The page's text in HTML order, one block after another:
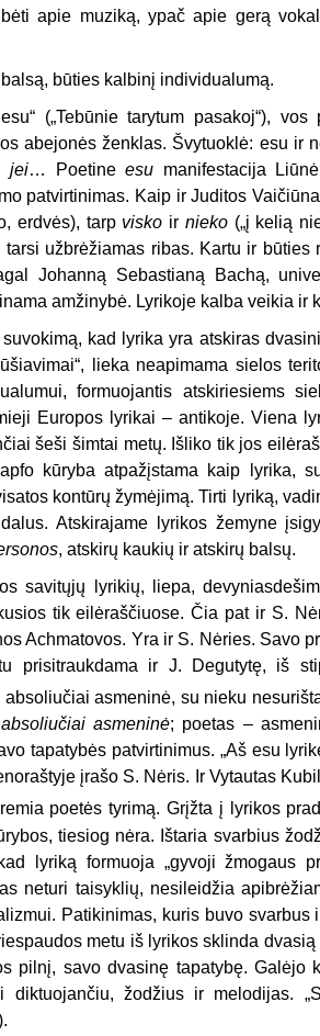
apie muziką, ypač apie gerą
būties kalbinį individualumą.
(„Tebūnie tarytum pasakoj“),
abejonės ženklas. Švytuoklė: esu ir
jei… Poetineesu manifestacija
patvirtinimas. Kaip ir Juditos
erdvės), tarp visko ir nieko(„į kelią
užbrėžiamas ribas. Kartu ir būties
Johanną Sebastianą Bachą,
amžinybė. Lyrikoje kalba veikia ir
kad lyrika yra atskiras
lieka neapimama sielos
formuojantis atskiriesiems
Europos lyrikai – antikoje. Viena
šeši šimtai metų. Išliko tik jos
kūryba atpažįstama kaip lyrika,
kontūrų žymėjimą. Tirti lyriką,
Atskirajame lyrikos žemyne
, atskirų kaukių ir atskirų balsų.
savitųjų lyrikių, liepa,
tik eilėraščiuose. Čia pat ir S.
Achmatovos. Yra ir S. Nėries. Savo
prisitraukdama ir J. Degutytę, iš
absoliučiai asmeninė, su nieku
absoliučiai asmeninė; poetas –
tapatybės patvirtinimus. „Aš esu
įrašo S. Nėris. Ir Vytautas
poetės tyrimą. Grįžta į lyrikos
tiesiog nėra. Ištaria svarbius
lyriką formuoja „gyvoji žmogaus
neturi taisyklių, nesileidžia
Patikinimas, kuris buvo svarbus
metu iš lyrikos sklinda
pilnį, savo dvasinę tapatybę.
diktuojančiu, žodžius ir melodijas.